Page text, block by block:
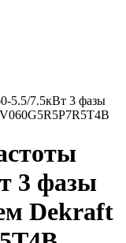
5.5/7.5кВт 3 фазы
3 фазы
Dekraft